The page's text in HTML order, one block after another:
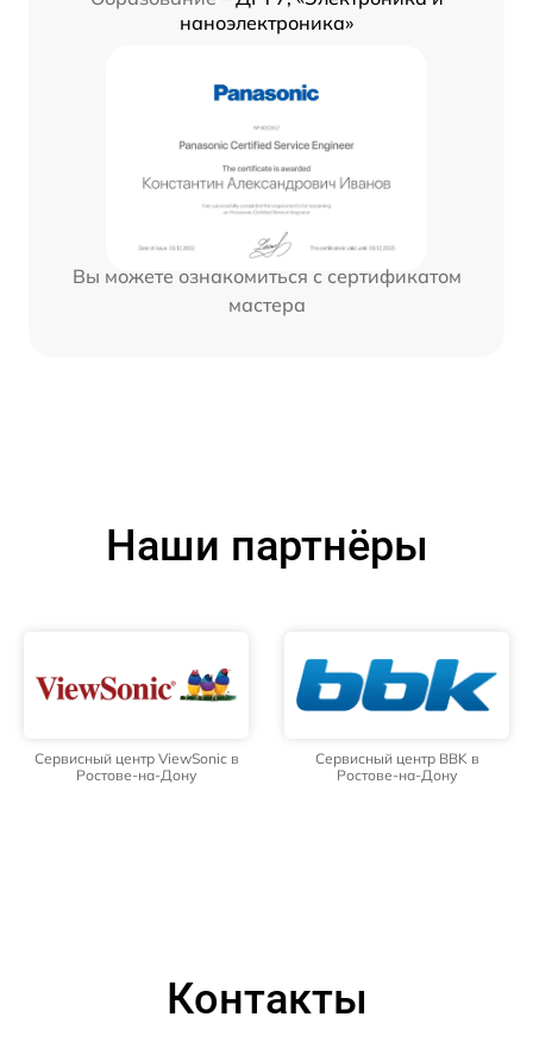
наноэлектроника»
Вы можете ознакомиться с сертификатом
мастера
Наши партнёры
Сервисный центр ViewSonic в
Ростове-на-Дону
Сервисный центр BBK в
Ростове-на-Дону
Контакты